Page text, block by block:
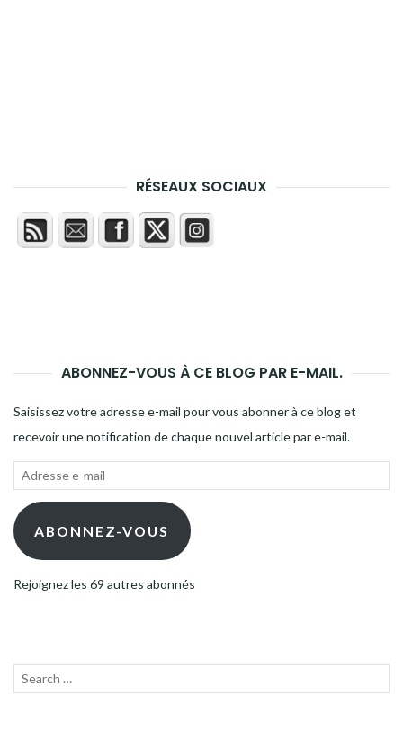
RÉSEAUX SOCIAUX
ABONNEZ-VOUS À CE BLOG PAR E-MAIL.
Saisissez votre adresse e-mail pour vous abonner à ce blog et
recevoir une notification de chaque nouvel article par e-mail.
Adresse
mail ABONNEZ-VOUS
Rejoignez les 69 autres abonnés
Recherche